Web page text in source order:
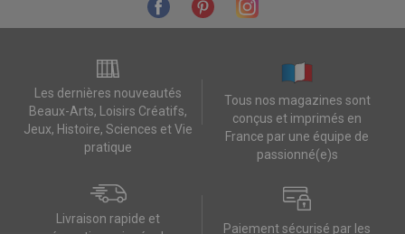
Les dernières nouveautés
Beaux-Arts, Loisirs Créatifs,
Jeux, Histoire, Sciences et Vie
pratique
Tous nos magazines sont
conçus et imprimés en
France par une équipe de
passionné(e)s
Livraison rapide et
Paiement sécurisé par les